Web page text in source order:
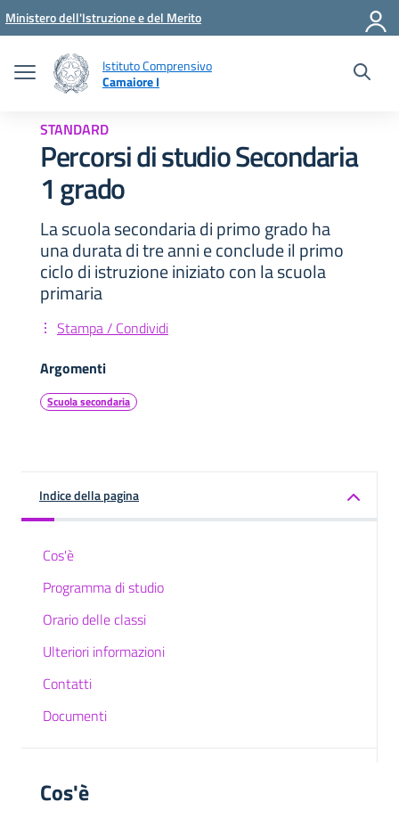
Vai ai contenuti
Vai al menu di navigazione
Vai al footer
Ministero dell'Istruzione e del Merito
Istituto Comprensivo
Camaiore I
STANDARD
Percorsi di studio Secondaria
1 grado
La scuola secondaria di primo grado ha
una durata di tre anni e conclude il primo
ciclo di istruzione iniziato con la scuola
primaria
Stampa / Condividi
Argomenti
Scuola secondaria
Indice della pagina
Cos'è
Programma di studio
Orario delle classi
Ulteriori informazioni
Contatti
Documenti
Cos'è